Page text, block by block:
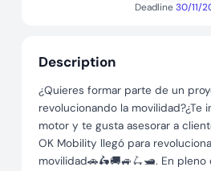
Deadline 30/11/
Description
¿Quieres formar parte de un
revolucionando la movilidad?¿Te
motor y te gusta asesorar a
OK Mobility llegó para
movilidad🚗🛵🚚🚙🛴🛥️. En pleno